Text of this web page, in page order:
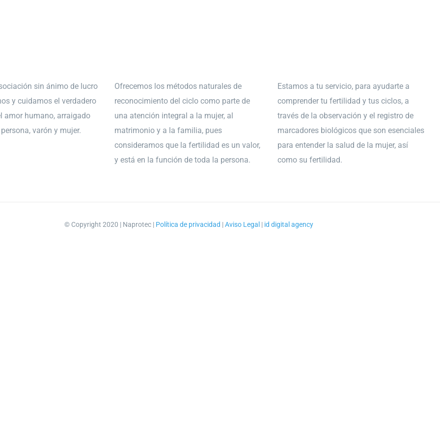
sin ánimo de lucro
y cuidamos el verdadero
amor humano, arraigado
varón y mujer.
Ofrecemos los métodos naturales de
reconocimiento del ciclo como parte de
una atención integral a la mujer, al
matrimonio y a la familia, pues
consideramos que la fertilidad es un valor,
y está en la función de toda la persona.
Estamos a tu servicio, para ayudarte a
comprender tu fertilidad y tus ciclos, a
través de la observación y el registro de
marcadores biológicos que son esenciales
para entender la salud de la mujer, así
como su fertilidad.
© Copyright 2020 | Naprotec | Política de privacidad |Aviso Legal | id digital agency